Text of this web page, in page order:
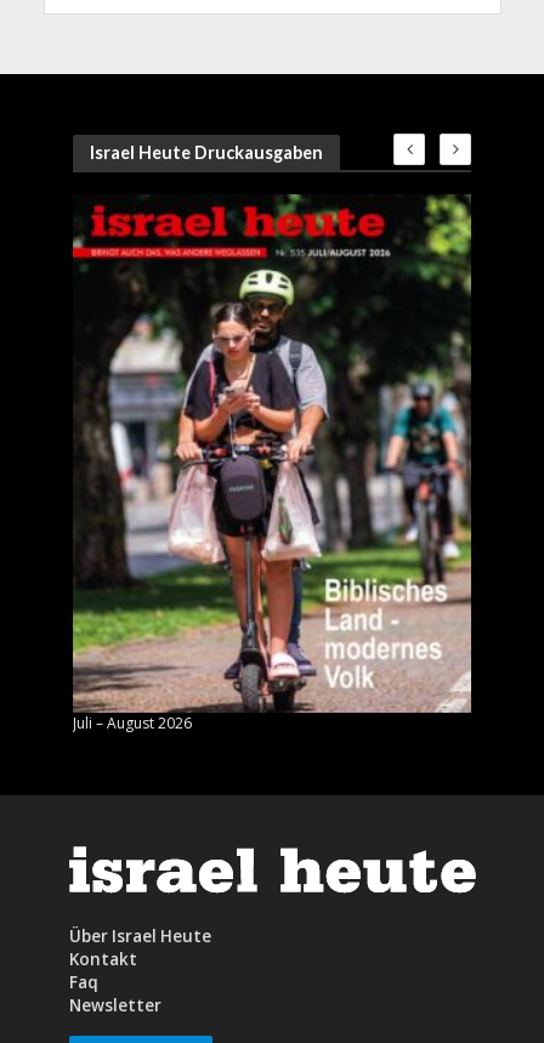
Israel Heute Druckausgaben
Juli – August 2026
Über Israel Heute
Kontakt
Faq
Newsletter